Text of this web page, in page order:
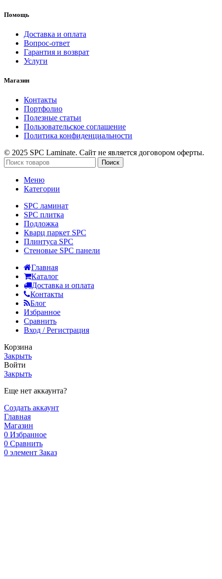
Помощь
Доставка и оплата
Вопрос-ответ
Гарантия и возврат
Услуги
Магазин
Контакты
Портфолио
Полезные статьи
Пользовательское соглашение
Политика конфиденциальности
© 2025 SPC Laminate. Сайт не является договором оферты.
Поиск
Меню
Категории
SPC ламинат
SPC плитка
Подложка
Кварц паркет SPC
Плинтуса SPC
Стеновые SPC панели
Главная
Каталог
Доставка и оплата
Контакты
Блог
Избранное
Сравнить
Вход / Регистрация
Корзина
Закрыть
Войти
Закрыть
Еще нет аккаунта?
Создать аккаунт
Главная
Магазин
0 Избранное
0 Сравнить
0 элемент Заказ